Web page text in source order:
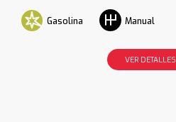
Gasolina Manual
VER DETALLES